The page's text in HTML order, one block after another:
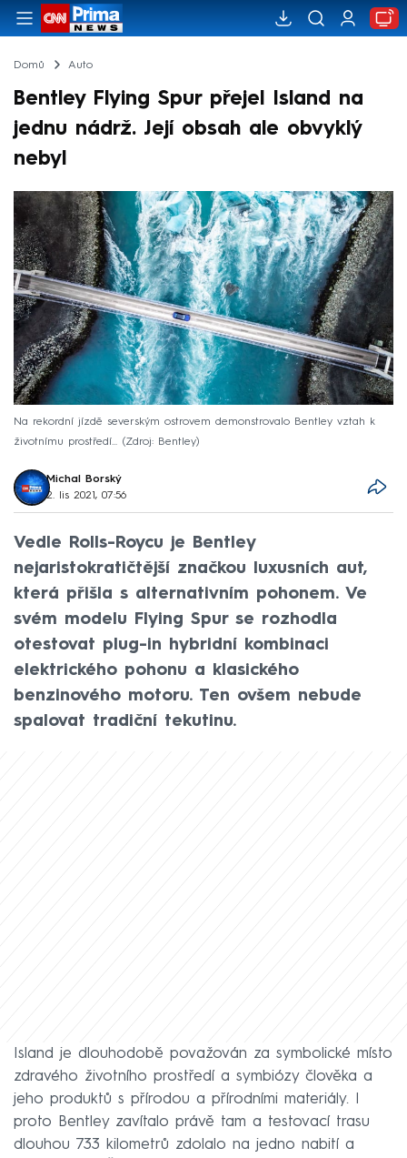
Domů Auto
Bentley Flying Spur přejel Island na
jednu nádrž. Její obsah ale obvyklý
nebyl
Na rekordní jízdě severským ostrovem demonstrovalo Bentley vztah k
životnímu prostředí...
Zdroj: Bentley
Michal Borský
2. lis 2021, 07:56
Vedle Rolls-Roycu je Bentley
nejaristokratičtější značkou luxusních aut,
která přišla s alternativním pohonem. Ve
svém modelu Flying Spur se rozhodla
otestovat plug-in hybridní kombinaci
elektrického pohonu a klasického
benzinového motoru. Ten ovšem nebude
spalovat tradiční tekutinu.
Island je dlouhodobě považován za symbolické místo
zdravého životního prostředí a symbiózy člověka a
jeho produktů s přírodou a přírodními materiály. I
proto Bentley zavítalo právě tam a testovací trasu
dlouhou 733 kilometrů zdolalo na jedno nabití a